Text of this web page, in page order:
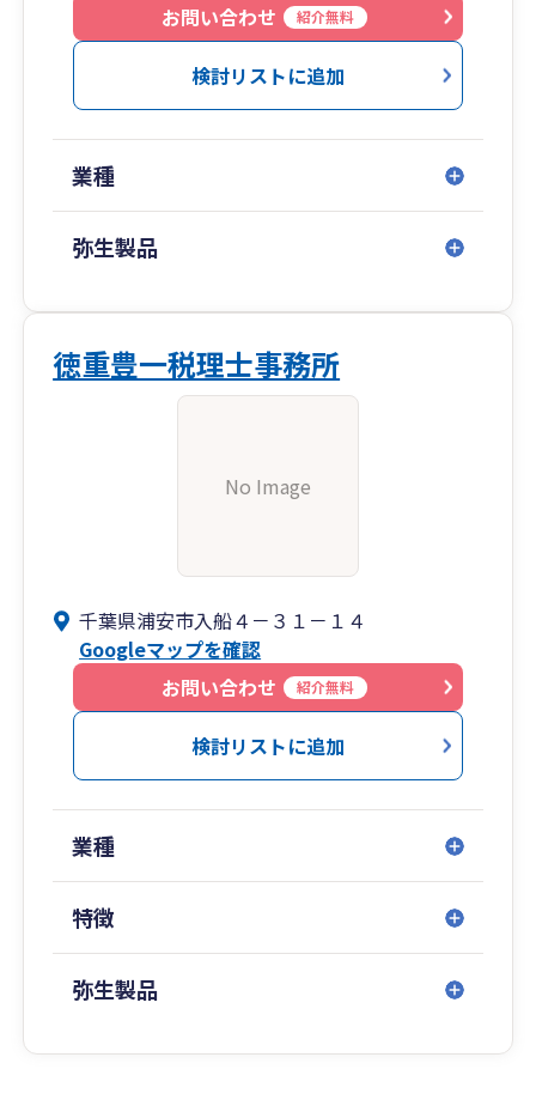
お問い合わせ 紹介無料
検討リストに追加
業種
弥生製品
徳重豊一税理士事務所
No Image
千葉県浦安市入船４－３１－１４
Googleマップを確認
お問い合わせ
紹介無料
検討リストに追加
業種
特徴
弥生製品